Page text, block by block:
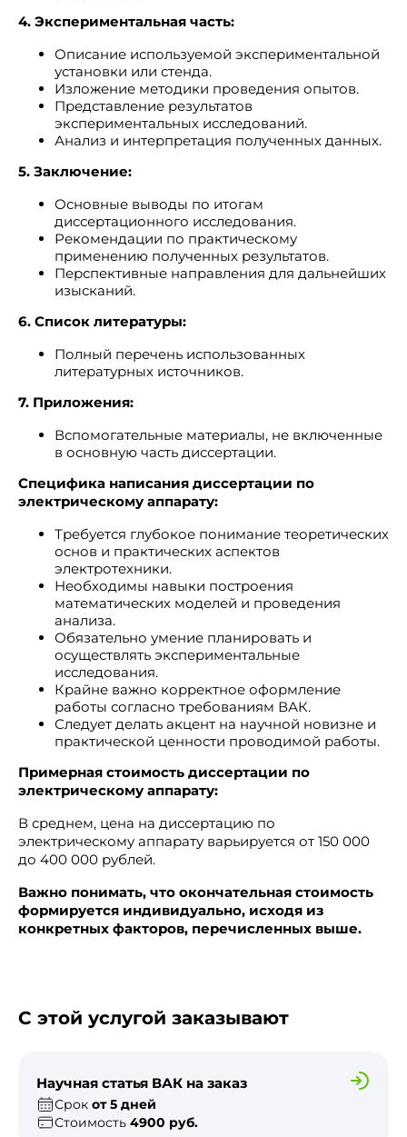
4. Экспериментальная часть:
Описание используемой экспериментальной
установки или стенда.
Изложение методики проведения опытов.
Представление результатов
экспериментальных исследований.
Анализ и интерпретация полученных данных.
5. Заключение:
Основные выводы по итогам
диссертационного исследования.
Рекомендации по практическому
применению полученных результатов.
Перспективные направления для дальнейших
изысканий.
6. Список литературы:
Полный перечень использованных
литературных источников.
7. Приложения:
Вспомогательные материалы, не включенные
в основную часть диссертации.
Специфика написания диссертации по
электрическому аппарату:
Требуется глубокое понимание теоретических
основ и практических аспектов
электротехники.
Необходимы навыки построения
математических моделей и проведения
анализа.
Обязательно умение планировать и
осуществлять экспериментальные
исследования.
Крайне важно корректное оформление
работы согласно требованиям ВАК.
Следует делать акцент на научной новизне и
практической ценности проводимой работы.
Примерная стоимость диссертации по
электрическому аппарату:
В среднем, цена на диссертацию по
электрическому аппарату варьируется от 150 000
до 400 000 рублей.
Важно понимать, что окончательная стоимость
формируется индивидуально, исходя из
конкретных факторов, перечисленных выше.
С этой услугой заказывают
Научная статья ВАК на заказ
Срок от 5 дней
Стоимость 4900 руб.